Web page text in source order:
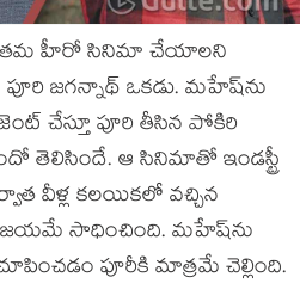
త‌మ హీరో సినిమా చేయాల‌ని
జ‌గ‌న్నాథ్ ఒక‌డు. మ‌హేష్‌ను
చేస్తూ పూరి తీసిన పోకిరి
తెలిసిందే. ఆ సినిమాతో ఇండ‌స్ట్రీ
వీళ్ల క‌ల‌యిక‌లో వ‌చ్చిన
సాధించింది. మ‌హేష్‌ను
పూరీకి మాత్ర‌మే చెల్లింది.